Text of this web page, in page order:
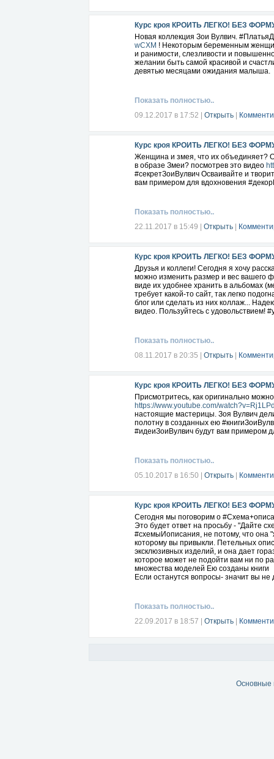
Курс кроя КРОИТЬ ЛЕГКО! БЕЗ
Новая коллекция Зои Вулвич.
wCXM ! Некоторым беременным
и ранимости, слезливости и
желании быть самой красивой и
девятью месяцами ожидания малыша.
Показать полностью..
09.12.2017 в 17:52
Открыть
Курс кроя КРОИТЬ ЛЕГКО! БЕЗ
Женщина и змея, что их объединяет?
в образе Змеи? посмотрев это видео
#секретЗоиВулвич Осваивайте и
вам примером для вдохновения
Показать полностью..
22.11.2017 в 15:49
Открыть
Курс кроя КРОИТЬ ЛЕГКО! БЕЗ
Друзья и коллеги! Сегодня я хочу
можно изменить размер и вес вашего
виде их удобнее хранить в альбомах
требует какой-то сайт, так легко
блог или сделать из них коллаж...
видео. Пользуйтесь с
Показать полностью..
08.11.2017 в 20:35
Открыть
Курс кроя КРОИТЬ ЛЕГКО! БЕЗ
Присмотритесь, как оригинально
https://www.youtube.com/
настоящие мастерицы. Зоя Вулвич
полотну в созданных ею
#идеиЗоиВулвич будут вам примером
Показать полностью..
05.10.2017 в 16:50
Открыть
Курс кроя КРОИТЬ ЛЕГКО! БЕЗ
Сегодня мы поговорим о
Это будет ответ на просьбу - "Дайте
#схемыИописания, не потому, что она
которому вы привыкли. Петельных
эксклюзивных изделий, и она дает
которое может не подойти вам ни по
множества моделей Ею созданы книги
Если останутся вопросы- значит вы
Показать полностью..
22.09.2017 в 18:57
Открыть
Основные